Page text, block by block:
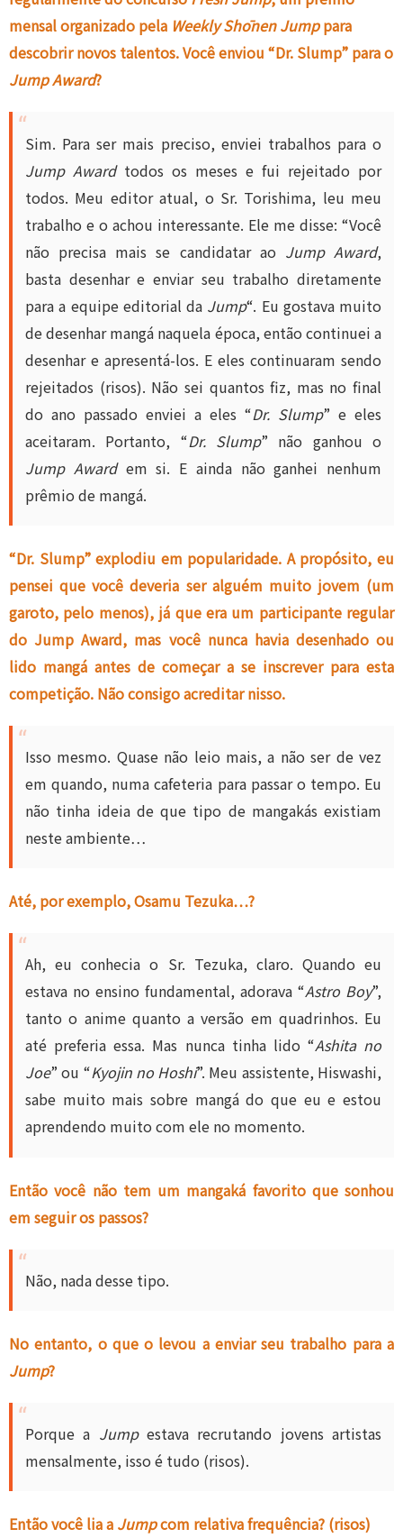
mensal organizado pela Weekly Shōnen Jumppara
descobrir novos talentos. Você enviou “Dr. Slump” para o
Jump Award?
Sim. Para ser mais preciso, enviei trabalhos para o
Jump Awardtodos os meses e fui rejeitado por
todos. Meu editor atual, o Sr. Torishima, leu meu
trabalho e o achou interessante. Ele me disse: “Você
não precisa mais se candidatar ao Jump Award,
basta desenhar e enviar seu trabalho diretamente
para a equipe editorial da Jump“. Eu gostava muito
de desenhar mangá naquela época, então continuei a
desenhar e apresentá-los. E eles continuaram sendo
rejeitados (risos). Não sei quantos fiz, mas no final
do ano passado enviei a eles “Dr. Slump” e eles
aceitaram. Portanto, “Dr. Slump” não ganhou o
Jump Awardem si. E ainda não ganhei nenhum
prêmio de mangá.
“Dr. Slump” explodiu em popularidade. A propósito, eu
pensei que você deveria ser alguém muito jovem (um
garoto, pelo menos), já que era um participante regular
do Jump Award, mas você nunca havia desenhado ou
lido mangá antes de começar a se inscrever para esta
competição. Não consigo acreditar nisso.
Isso mesmo. Quase não leio mais, a não ser de vez
em quando, numa cafeteria para passar o tempo. Eu
não tinha ideia de que tipo de mangakás existiam
neste ambiente…
Até, por exemplo, Osamu Tezuka…?
Ah, eu conhecia o Sr. Tezuka, claro. Quando eu
estava no ensino fundamental, adorava “Astro Boy”,
tanto o anime quanto a versão em quadrinhos. Eu
até preferia essa. Mas nunca tinha lido “Ashita no
Joe” ou “Kyojin no Hoshi”. Meu assistente, Hiswashi,
sabe muito mais sobre mangá do que eu e estou
aprendendo muito com ele no momento.
Então você não tem um mangaká favorito que sonhou
em seguir os passos?
Não, nada desse tipo.
No entanto, o que o levou a enviar seu trabalho para a
Jump?
Porque a Jumpestava recrutando jovens artistas
mensalmente, isso é tudo (risos).
Então você lia a Jumpcom relativa frequência? (risos)